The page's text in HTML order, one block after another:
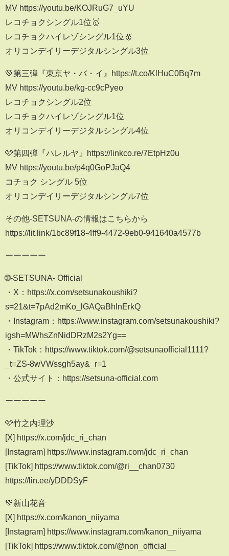
MV https://youtu.be/KOJRuG7_uYU
レコチョクシングル1位🥇
レコチョクハイレゾシングル1位🥇
オリコンデイリーデジタルシングル3位
💚第三弾『東京ヤ・バ・イ』https://t.co/KlHuC0Bq7m
MV https://youtu.be/kg-cc9cPyeo
レコチョクシングル2位
レコチョクハイレゾシングル1位
オリコンデイリーデジタルシングル4位
🩷第四弾『ハレルヤ』https://linkco.re/7EtpHz0u
MV https://youtu.be/p4q0GoPJaQ4
コチョク シングル 5位
オリコンデイリーデジタルシングル7位
その他-SETSUNA-の情報はこちらから
https://lit.link/1bc89f18-4ff9-4472-9eb0-941640a4577b
ーーーーー
🌐-SETSUNA- Official
・X：https://x.com/setsunakoushiki?
s=21&t=7pAd2mKo_lGAQaBhlnErkQ
・Instagram：https://www.instagram.com/setsunakoushiki?
igsh=MWhsZnNidDRzM2s2Yg==
・TikTok：https://www.tiktok.com/@setsunaofficial1111?
_t=ZS-8wVWssgh5ay&_r=1
・公式サイト：https://setsuna-official.com
ーーーーー
🩷竹之内理沙
[X] https://x.com/jdc_ri_chan
[Instagram] https://www.instagram.com/jdc_ri_chan
[TikTok] https://www.tiktok.com/@ri__chan0730
https://lin.ee/yDDDSyF
💚新山花音
[X] https://x.com/kanon_niiyama
[Instagram] https://www.instagram.com/kanon_niiyama
[TikTok] https://www.tiktok.com/@non_official__